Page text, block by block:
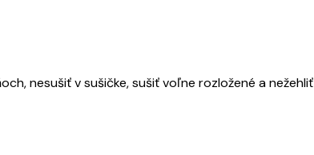
nesušiť v sušičke, sušiť voľne rozložené a nežehliť